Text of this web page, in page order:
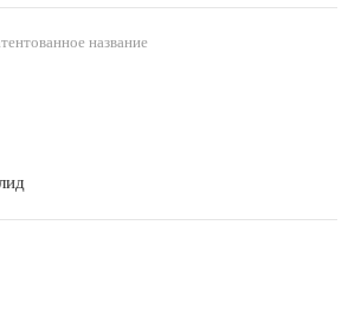
название